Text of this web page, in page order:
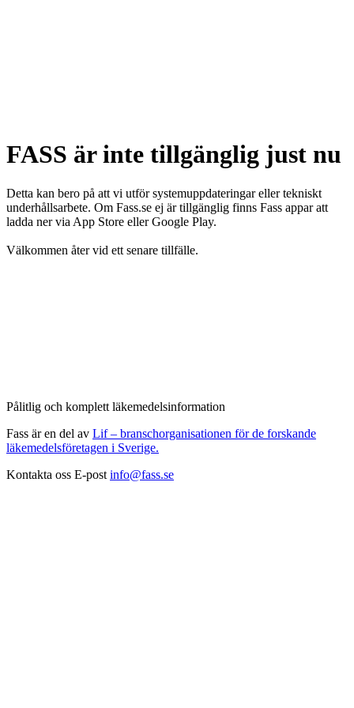
FASS är inte tillgänglig just nu
Detta kan bero på att vi utför systemuppdateringar eller tekniskt
underhållsarbete. Om Fass.se ej är tillgänglig finns Fass appar att
ladda ner via App Store eller Google Play.
Välkommen åter vid ett senare tillfälle.
Pålitlig och komplett läkemedelsinformation
Fass är en del av Lif – branschorganisationen för de forskande
läkemedelsföretagen i Sverige.
Kontakta oss E-post info@fass.se